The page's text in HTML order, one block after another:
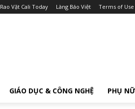
Rao Vặt Cali Today Làng Báo Việt Terms of Use
GIÁO DỤC & CÔNG NGHỆ PHỤ NỮ